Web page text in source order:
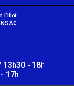
l'illot
13h30 - 18h
17h